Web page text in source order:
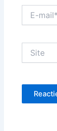
mail*